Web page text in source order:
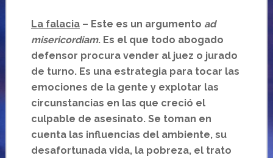
La falacia– Este es un argumento ad
misericordiam. Es el que todo abogado
defensor procura vender al juez o jurado
de turno. Es una estrategia para tocar las
emociones de la gente y explotar las
circunstancias en las que creció el
culpable de asesinato. Se toman en
cuenta las influencias del ambiente, su
desafortunada vida, la pobreza, el trato